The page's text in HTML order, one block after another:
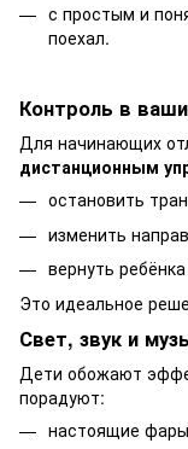
с простым и
поехал.
Контроль в
Для начинающих
дистанционным
остановить
изменить
вернуть
Это идеальное
Свет, звук и
Дети обожают
порадуют:
настоящие